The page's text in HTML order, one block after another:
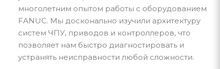
многолетним опытом работы с оборудованием
FANUC. Мы досконально изучили архитектуру
систем ЧПУ, приводов и контроллеров, что
позволяет нам быстро диагностировать и
устранять неисправности любой сложности.